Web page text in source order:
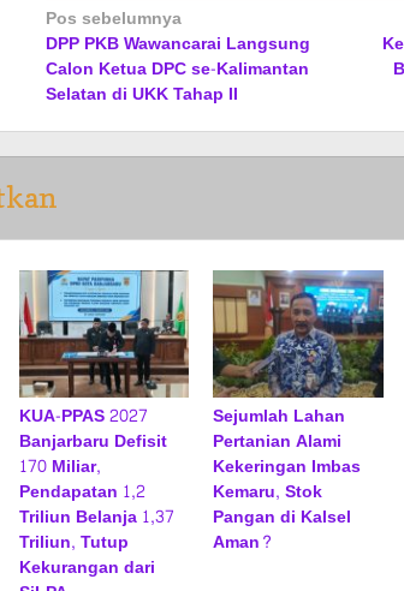
Navigasi
pos
Pos sebelumnya
DPP PKB Wawancarai Langsung
Calon Ketua DPC se-Kalimantan
Selatan di UKK Tahap II
KUA-PPAS 2027
Banjarbaru Defisit
170 Miliar,
Pendapatan 1,2
Triliun Belanja 1,37
Triliun, Tutup
Kekurangan dari
Sejumlah Lahan
Pertanian Alami
Kekeringan Imbas
Kemaru, Stok
Pangan di Kalsel
Aman?